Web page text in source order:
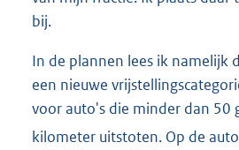
bij.
In de plannen lees ik namelijk
een nieuwe
voor auto's die minder dan 50
kilometer uitstoten. Op de